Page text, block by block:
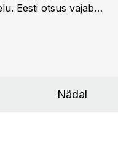
Eesti otsus vajab
Nädal